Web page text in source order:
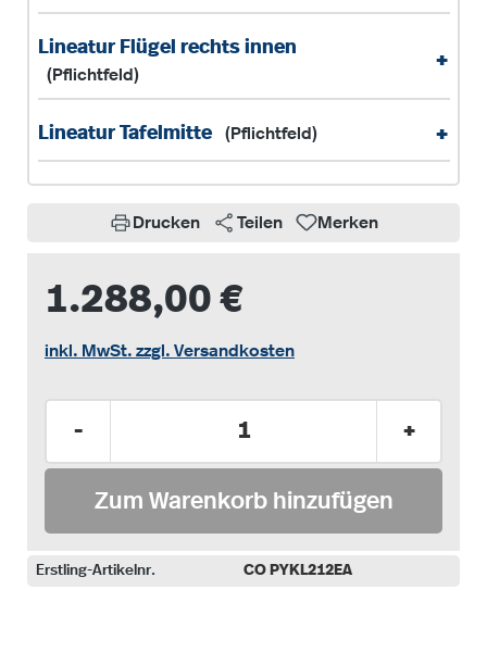
Lineatur Flügel rechts innen
(Pflichtfeld)
+
Lineatur Tafelmitte (Pflichtfeld) +
Drucken Teilen Merken
1.288,00 €
inkl. MwSt. zzgl. Versandkosten
- +
Zum Warenkorb hinzufügen
Erstling-Artikelnr. CO PYKL212EA